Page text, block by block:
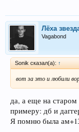
Лёха
Vagabond
Sonik сказал(а): ↑
вот за это и любили
да, а еще на старом
примеру: дб и
Я помню была